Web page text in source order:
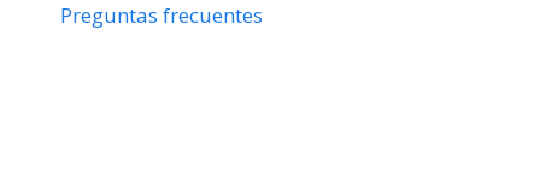
Preguntas frecuentes